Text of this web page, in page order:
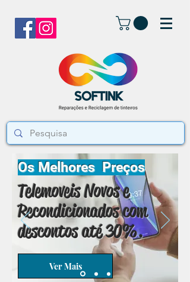
Os Melhores Preços
Telemoveis Novos e
Recondicionados com
descontos até 30%.
Ver Mais